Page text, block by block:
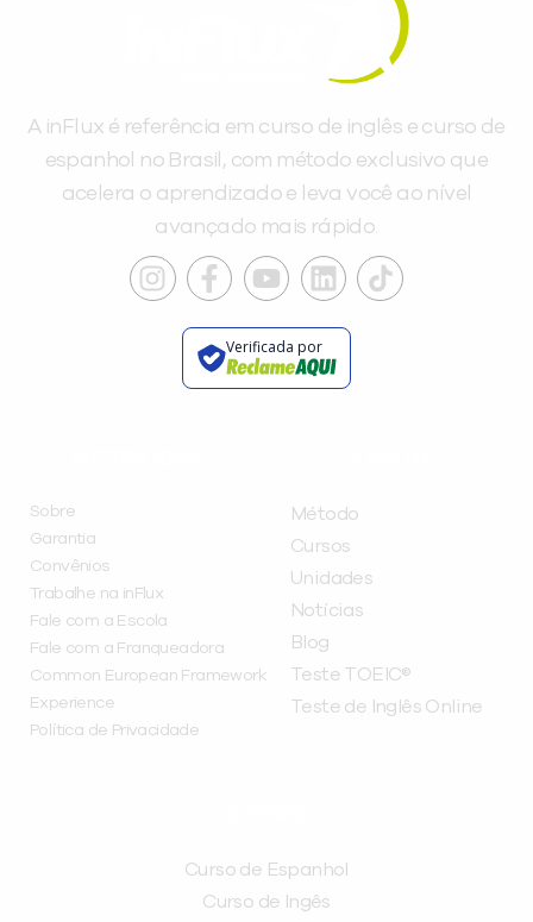
A inFlux é referência em curso de inglês e curso de
espanhol no Brasil, com método exclusivo que
acelera o aprendizado e leva você ao nível
avançado mais rápido.
Verificada por
Sobre
Garantia
Convênios
Trabalhe na inFlux
Fale com a Escola
Fale com a Franqueadora
Common European Framework
Experience
Política de Privacidade
Método
Cursos
Unidades
Notícias
Blog
Teste TOEIC®
Teste de Inglês Online
Curso de Espanhol
Curso de Ingês